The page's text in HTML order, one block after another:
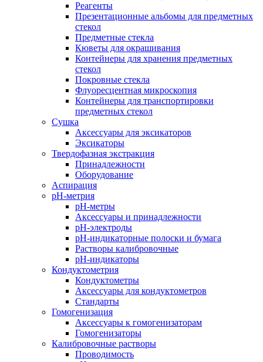
Реагенты
Презентационные альбомы для предметных
стекол
Предметные стекла
Кюветы для окрашивания
Контейнеры для хранения предметных
стекол
Покровные стекла
Флуоресцентная микроскопия
Контейнеры для транспортировки
предметных стекол
Сушка
Аксессуары для эксикаторов
Эксикаторы
Твердофазная экстракция
Принадлежности
Оборудование
Аспирация
pH-метрия
pH-метры
Аксессуары и принадлежности
pH-электроды
pH-индикаторные полоски и бумага
Растворы калибровочные
pH-индикаторы
Кондуктометрия
Кондуктометры
Аксессуары для кондуктометров
Стандарты
Гомогенизация
Аксессуары к гомогенизаторам
Гомогенизаторы
Калибровочные растворы
Проводимость